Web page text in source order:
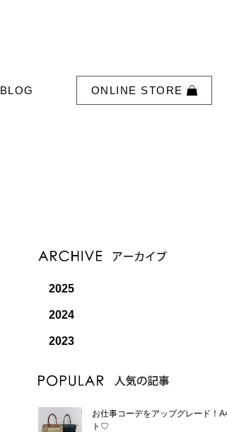
BLOG ONLINE STORE
2025
2024
2023
お仕事コーデをアップグレード！
ト♡